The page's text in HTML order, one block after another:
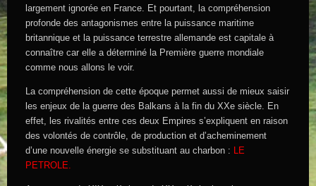
largement ignorée en France. Et pourtant, la compréhension
profonde des antagonismes entre la puissance maritime
britannique et la puissance terrestre allemande est capitale à
connaître car elle a déterminé la Première guerre mondiale
comme nous allons le voir.
La compréhension de cette époque permet aussi de mieux saisir
les enjeux de la guerre des Balkans à la fin du XXe siècle. En
effet, les rivalités entre ces deux Empires s’expliquent en raison
des volontés de contrôle, de production et d’acheminement
d’une nouvelle énergie se substituant au charbon : LE
PETROLE.